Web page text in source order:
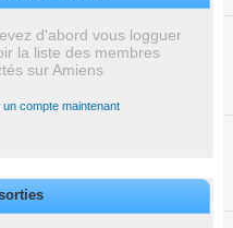
d'abord vous logguer
la liste des membres
sur Amiens
compte maintenant